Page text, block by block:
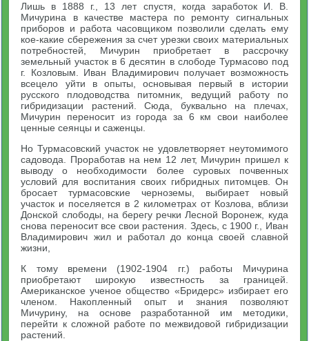
Лишь в 1888 г., 13 лет спустя, когда заработок И. В.
Мичурина в качестве мастера по ремонту сигнальных
приборов и работа часовщиком позволили сделать ему
кое-какие сбережения за счет урезки своих материальных
потребностей, Мичурин приобретает в рассрочку
земельный участок в 6 десятин в слободе Турмасово под
г. Козловым. Иван Владимирович получает возможность
всецело уйти в опыты, основывая первый в истории
русского плодоводства питомник, ведущий работу по
гибридизации растений. Сюда, буквально на плечах,
Мичурин переносит из города за 6 км свои наиболее
ценные сеянцы и саженцы.
Но Турмасовский участок не удовлетворяет неутомимого
садовода. Проработав на нем 12 лет, Мичурин пришел к
выводу о необходимости более суровых почвенных
условий для воспитания своих гибридных питомцев. Он
бросает турмасовские черноземы, выбирает новый
участок и поселяется в 2 километрах от Козлова, вблизи
Донской слободы, на берегу речки Лесной Воронеж, куда
снова переносит все свои растения. Здесь, с 1900 г., Иван
Владимирович жил и работал до конца своей славной
жизни,
К тому времени (1902-1904 гг.) работы Мичурина
приобретают широкую известность за границей.
Американское ученое общество «Бридерс» избирает его
членом. Накопленный опыт и знания позволяют
Мичурину, на основе разработанной им методики,
перейти к сложной работе по межвидовой гибридизации
растений.